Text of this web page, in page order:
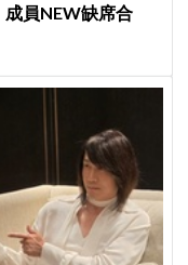
成員NEW缺席合